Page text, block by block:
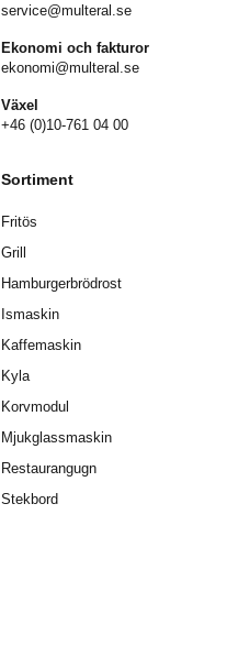
service@multeral.se
Ekonomi och fakturor
ekonomi@multeral.se
Växel
+46 (0)10-761 04 00
Sortiment
Fritös
Grill
Hamburgerbrödrost
Ismaskin
Kaffemaskin
Kyla
Korvmodul
Mjukglassmaskin
Restaurangugn
Stekbord